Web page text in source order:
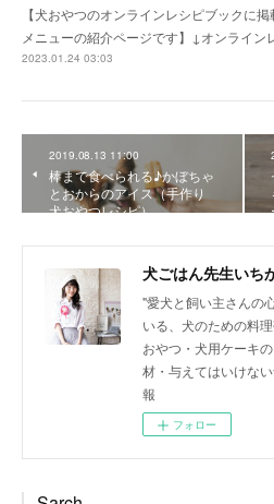
【犬おやつのオンラインレシピブックに
メニューの紹介ページです】↓オンライ
2023.01.24 03:03
2019.08.13 11:00
棒まで食べられる♪かぼちゃ
とおからのアイス（手作り
犬おやつレシピ）
"愛犬と飼い主さんの
いる、犬のための料
おやつ・犬用ケーキ
材・与えてはいけな
報
フォロー